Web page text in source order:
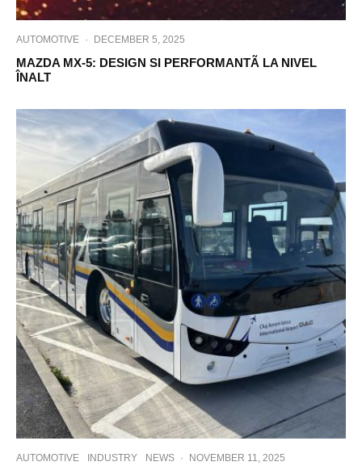
AUTOMOTIVE · DECEMBER 5, 2025
MAZDA MX-5: DESIGN SI PERFORMANTÃ LA NIVEL
ÎNALT
AUTOMOTIVE INDUSTRY NEWS · NOVEMBER 11, 2025